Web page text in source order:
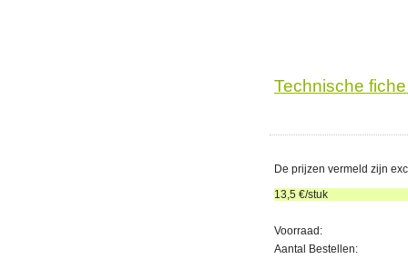
Technische
De prijzen vermeld zijn
13,5 €/stuk
Voorraad:
Aantal Bestellen: